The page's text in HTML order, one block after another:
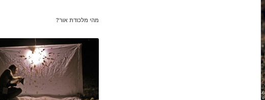
מהי מלכודת אור?